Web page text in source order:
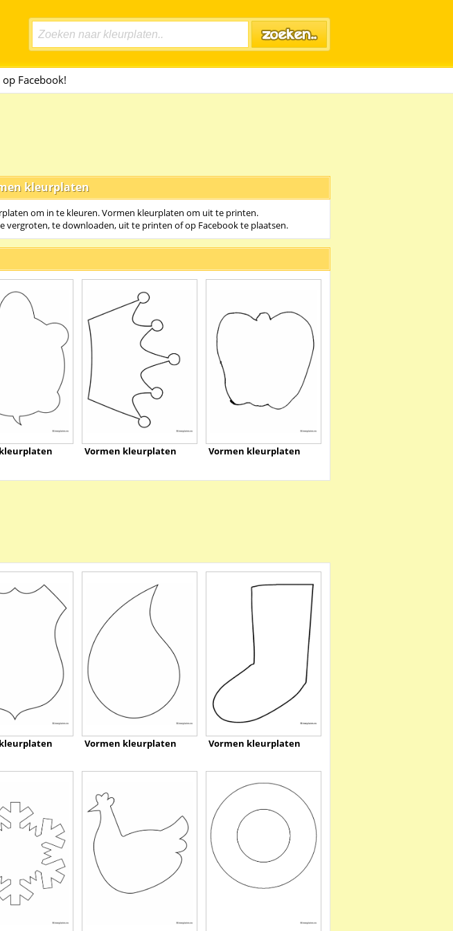
Facebook!
kleurplaten
om in te kleuren. Vormen kleurplaten om uit te printen.
vergroten, te downloaden, uit te printen of op Facebook te plaatsen.
Vormen kleurplaten Vormen kleurplaten
Vormen kleurplaten Vormen kleurplaten